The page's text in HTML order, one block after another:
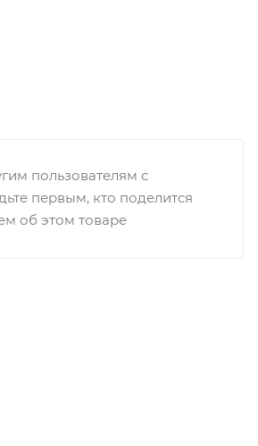
пользователям с
первым, кто поделится
об этом товаре